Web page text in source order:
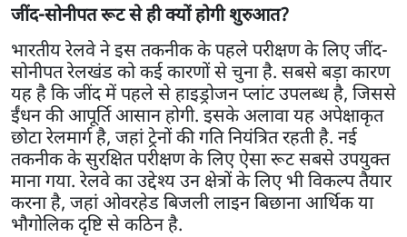
जींद-सोनीपत रूट से ही क्यों होगी शुरुआत?
भारतीय रेलवे ने इस तकनीक के पहले परीक्षण के लिए जींद-
सोनीपत रेलखंड को कई कारणों से चुना है. सबसे बड़ा कारण
यह है कि जींद में पहले से हाइड्रोजन प्लांट उपलब्ध है, जिससे
ईंधन की आपूर्ति आसान होगी. इसके अलावा यह अपेक्षाकृत
छोटा रेलमार्ग है, जहां ट्रेनों की गति नियंत्रित रहती है. नई
तकनीक के सुरक्षित परीक्षण के लिए ऐसा रूट सबसे उपयुक्त
माना गया. रेलवे का उद्देश्य उन क्षेत्रों के लिए भी विकल्प तैयार
करना है, जहां ओवरहेड बिजली लाइन बिछाना आर्थिक या
भौगोलिक दृष्टि से कठिन है.